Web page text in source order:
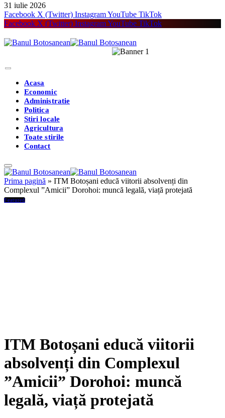
31 iulie 2026
Facebook X (Twitter) InstagramYouTube TikTok
Facebook X (Twitter) InstagramYouTube TikTok
Acasa
Economic
Administratie
Politica
Stiri locale
Agricultura
Toate stirile
Contact
Prima pagină » ITM Botoșani educă viitorii absolvenți din
Complexul ”Amicii” Dorohoi: muncă legală, viață protejată
Featured
ITM Botoșani educă viitorii
absolvenți din Complexul
”Amicii” Dorohoi: muncă
legală, viață protejată